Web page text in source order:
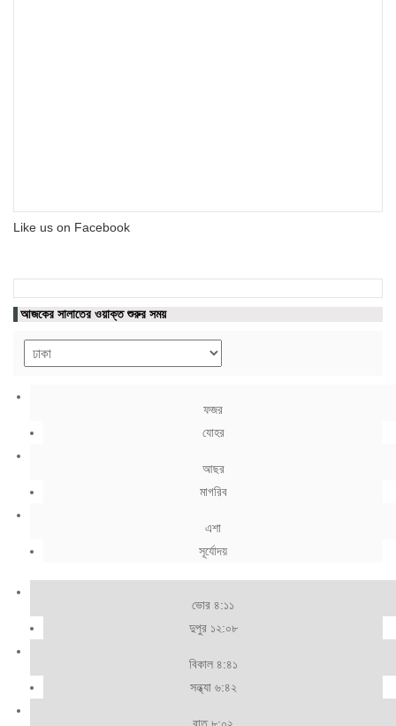
Like us on Facebook
আজকের সালাতের ওয়াক্ত শুরুর সময়
ফজর
যোহর
আছর
মাগরিব
এশা
সূর্যোদয়
ভোর ৪:১১
দুপুর ১২:০৮
বিকাল ৪:৪১
সন্ধ্যা ৬:৪২
রাত ৮:০২